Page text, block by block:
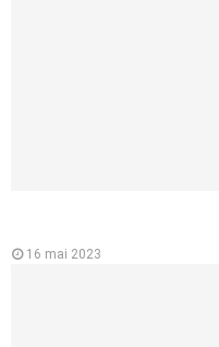
16 mai 2023